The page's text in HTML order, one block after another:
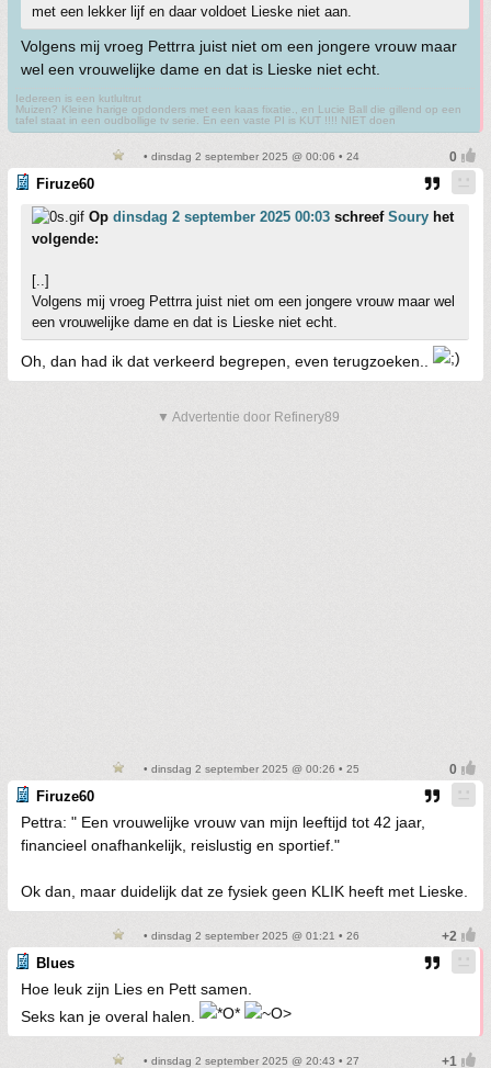
met een lekker lijf en daar voldoet Lieske niet aan.
Volgens mij vroeg Pettrra juist niet om een jongere vrouw maar
wel een vrouwelijke dame en dat is Lieske niet echt.
Iedereen is een kutlultrut
Muizen? Kleine harige opdonders met een kaas fixatie., en Lucie Ball die gillend op een
tafel staat in een oudbollige tv serie. En een vaste PI is KUT !!!! NIET doen
• dinsdag 2 september 2025 @ 00:06 • 24
Firuze60
Op dinsdag 2 september 2025 00:03 schreef Soury het
volgende:
[..]
Volgens mij vroeg Pettrra juist niet om een jongere vrouw maar wel
een vrouwelijke dame en dat is Lieske niet echt.
Oh, dan had ik dat verkeerd begrepen, even terugzoeken..
▼ Advertentie door Refinery89
• dinsdag 2 september 2025 @ 00:26 • 25
Firuze60
Pettra: " Een vrouwelijke vrouw van mijn leeftijd tot 42 jaar,
financieel onafhankelijk, reislustig en sportief."
Ok dan, maar duidelijk dat ze fysiek geen KLIK heeft met Lieske.
• dinsdag 2 september 2025 @ 01:21 • 26
Blues
Hoe leuk zijn Lies en Pett samen.
Seks kan je overal halen.
• dinsdag 2 september 2025 @ 20:43 • 27